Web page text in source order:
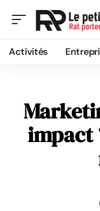
Activités
impact